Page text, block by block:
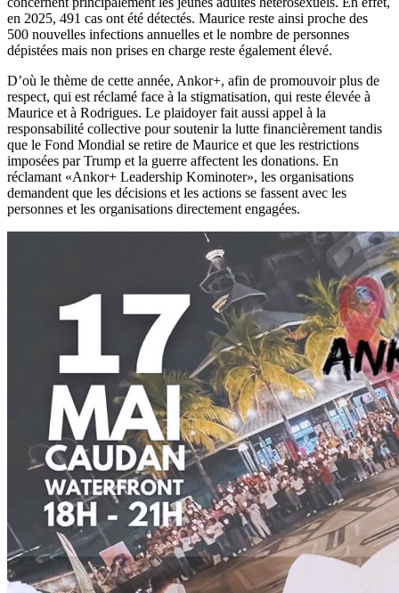
en 2025, 491 cas ont été détectés. Maurice reste ainsi proche des
500 nouvelles infections annuelles et le nombre de personnes
dépistées mais non prises en charge reste également élevé.
D’où le thème de cette année, Ankor+, afin de promouvoir plus de
respect, qui est réclamé face à la stigmatisation, qui reste élevée à
Maurice et à Rodrigues. Le plaidoyer fait aussi appel à la
responsabilité collective pour soutenir la lutte financièrement tandis
que le Fond Mondial se retire de Maurice et que les restrictions
imposées par Trump et la guerre affectent les donations. En
réclamant «Ankor+ Leadership Kominoter», les organisations
demandent que les décisions et les actions se fassent avec les
personnes et les organisations directement engagées.